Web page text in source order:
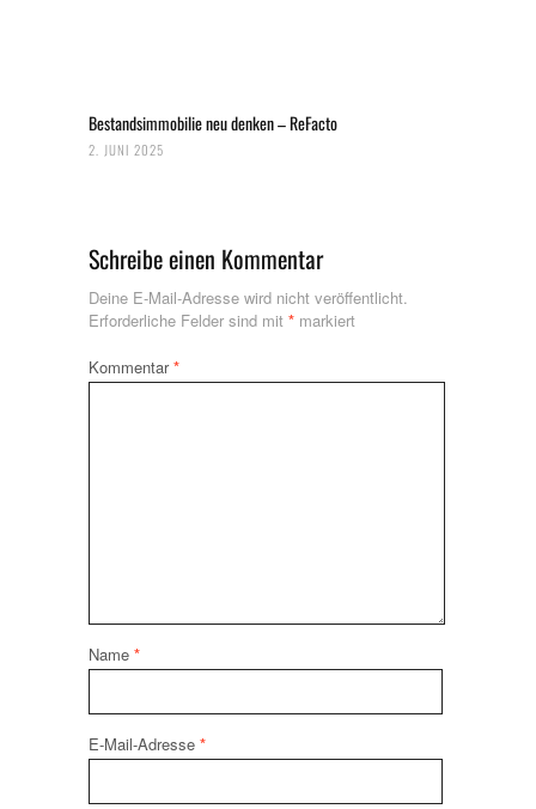
Bestandsimmobilie neu denken – ReFacto
2. JUNI 2025
Schreibe einen Kommentar
Deine E-Mail-Adresse wird nicht veröffentlicht.
Erforderliche Felder sind mit * markiert
Kommentar*
Name *
E-Mail-Adresse *